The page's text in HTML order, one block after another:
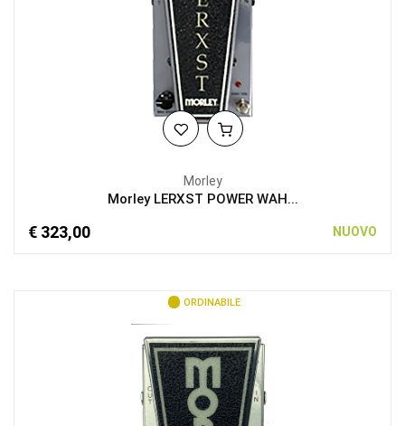
Morley
Morley LERXST POWER WAH...
€ 323,00 NUOVO
ORDINABILE